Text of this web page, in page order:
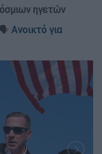
ηγετών
🗣️ Ανοικτό για